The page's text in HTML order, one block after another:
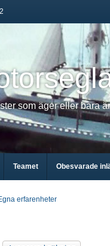
som äger eller bara
Teamet Obesvarade
erfarenheter